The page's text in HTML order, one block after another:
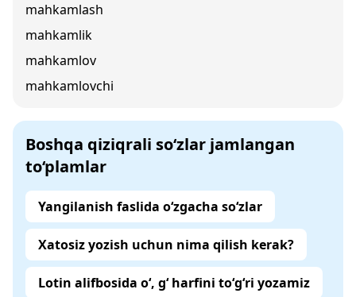
mahkamlash
mahkamlik
mahkamlov
mahkamlovchi
Boshqa qiziqrali so‘zlar jamlangan
to‘plamlar
Yangilanish faslida o‘zgacha so‘zlar
Xatosiz yozish uchun nima qilish kerak?
Lotin alifbosida o‘, g‘ harfini to‘g‘ri yozamiz